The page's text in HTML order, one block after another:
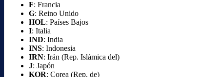
F: Francia
G: Reino Unido
HOL: Países Bajos
I: Italia
IND: India
INS: Indonesia
IRN: Irán (Rep. Islámica del)
J: Japón
KOR: Corea (Rep. de)